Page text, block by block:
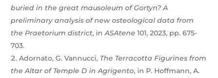
buried in the great mausoleum of Gortyn? A
preliminary analysis of new osteological data from
the Praetorium district, inASAtene 101, 2023, pp. 675-
703.
Adornato, G. Vannucci, The Terracotta Figurines from
the Altar of Temple D in Agrigento, in P. Hoffmann, A.